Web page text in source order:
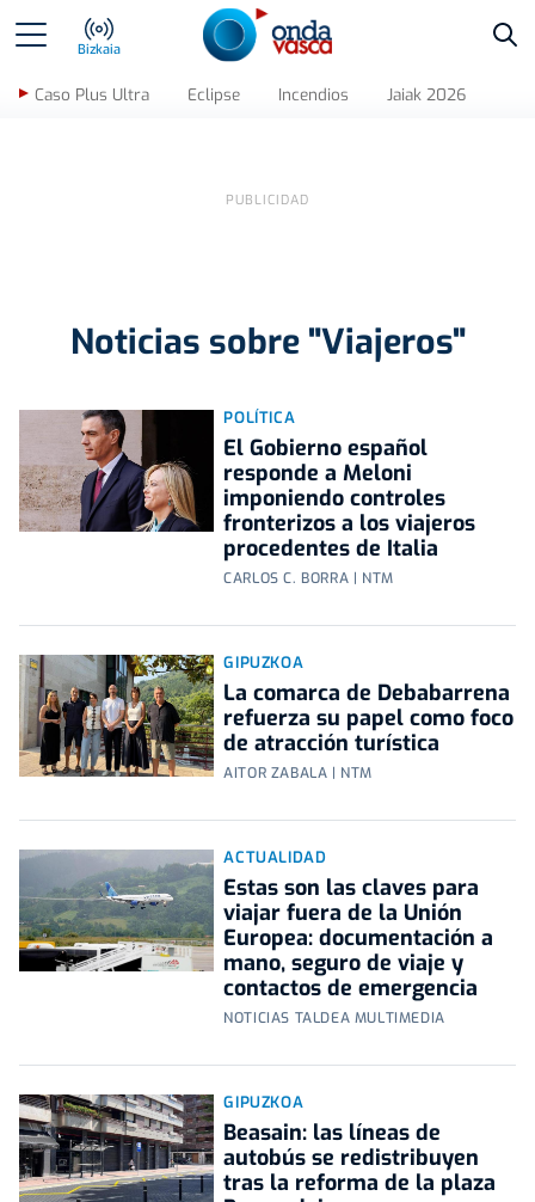
Bizkaia
Caso Plus Ultra Eclipse Incendios Jaiak 2026
Noticias sobre "Viajeros"
POLÍTICA
El Gobierno español
responde a Meloni
imponiendo controles
fronterizos a los viajeros
procedentes de Italia
CARLOS C. BORRA | NTM
GIPUZKOA
La comarca de Debabarrena
refuerza su papel como foco
de atracción turística
AITOR ZABALA | NTM
ACTUALIDAD
Estas son las claves para
viajar fuera de la Unión
Europea: documentación a
mano, seguro de viaje y
contactos de emergencia
NOTICIAS TALDEA MULTIMEDIA
GIPUZKOA
Beasain: las líneas de
autobús se redistribuyen
tras la reforma de la plaza